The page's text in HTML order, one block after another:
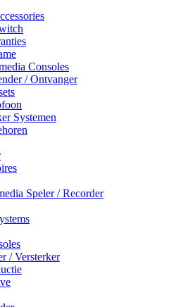
Consoles
/ Ontvanger
Systemen
Speler / Recorder
/ Versterker